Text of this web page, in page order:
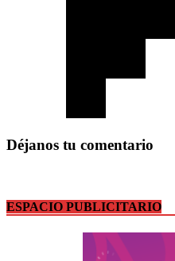
Déjanos tu comentario
ESPACIO PUBLICITARIO